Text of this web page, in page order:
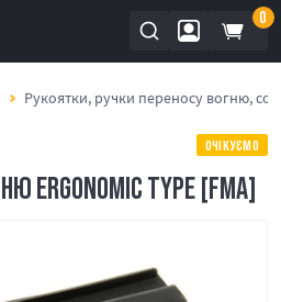
0
Рукоятки, ручки переносу вогню,
ОЧІКУЄМО
ERGONOMIC TYPE [FMA]